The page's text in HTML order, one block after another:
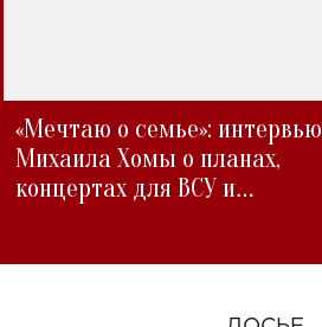
«Мечтаю о семье»: интервью
Михаила Хомы о планах,
концертах для ВСУ и